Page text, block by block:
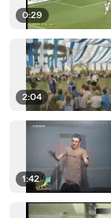
0:29
2:04
1:42